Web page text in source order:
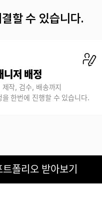
할 수 있습니다.
니저 배정
제작, 검수, 배송까지
을 한번에 진행할 수 있습니다.
폴리오 받아보기